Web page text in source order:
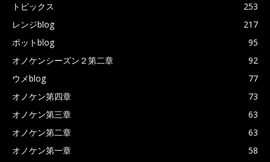
トピックス
253
レンジblog
217
ポットblog
95
オノケンシーズン２第二章
92
ウメblog
77
オノケン第四章
73
オノケン第三章
63
オノケン第二章
63
オノケン第一章
58